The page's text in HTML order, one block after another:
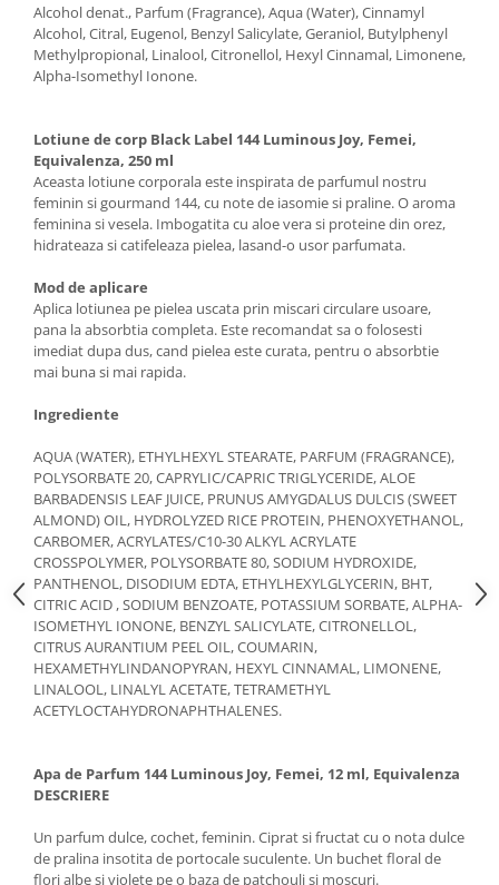
Alcohol denat., Parfum (Fragrance), Aqua (Water), Cinnamyl
Alcohol, Citral, Eugenol, Benzyl Salicylate, Geraniol, Butylphenyl
Methylpropional, Linalool, Citronellol, Hexyl Cinnamal, Limonene,
Alpha-Isomethyl Ionone.
Lotiune de corp Black Label 144 Luminous Joy, Femei,
Equivalenza, 250 ml
Aceasta lotiune corporala este inspirata de parfumul nostru
feminin si gourmand 144, cu note de iasomie si praline. O aroma
feminina si vesela. Imbogatita cu aloe vera si proteine din orez,
hidrateaza si catifeleaza pielea, lasand-o usor parfumata.
Mod de aplicare
Aplica lotiunea pe pielea uscata prin miscari circulare usoare,
pana la absorbtia completa. Este recomandat sa o folosesti
imediat dupa dus, cand pielea este curata, pentru o absorbtie
mai buna si mai rapida.
Ingrediente
AQUA (WATER), ETHYLHEXYL STEARATE, PARFUM (FRAGRANCE),
POLYSORBATE 20, CAPRYLIC/CAPRIC TRIGLYCERIDE, ALOE
BARBADENSIS LEAF JUICE, PRUNUS AMYGDALUS DULCIS (SWEET
ALMOND) OIL, HYDROLYZED RICE PROTEIN, PHENOXYETHANOL,
CARBOMER, ACRYLATES/C10-30 ALKYL ACRYLATE
CROSSPOLYMER, POLYSORBATE 80, SODIUM HYDROXIDE,
PANTHENOL, DISODIUM EDTA, ETHYLHEXYLGLYCERIN, BHT,
CITRIC ACID , SODIUM BENZOATE, POTASSIUM SORBATE, ALPHA-
ISOMETHYL IONONE, BENZYL SALICYLATE, CITRONELLOL,
CITRUS AURANTIUM PEEL OIL, COUMARIN,
HEXAMETHYLINDANOPYRAN, HEXYL CINNAMAL, LIMONENE,
LINALOOL, LINALYL ACETATE, TETRAMETHYL
ACETYLOCTAHYDRONAPHTHALENES.
Apa de Parfum 144 Luminous Joy, Femei, 12 ml, Equivalenza
DESCRIERE
Un parfum dulce, cochet, feminin. Ciprat si fructat cu o nota dulce
de pralina insotita de portocale suculente. Un buchet floral de
flori albe si violete pe o baza de patchouli si moscuri.